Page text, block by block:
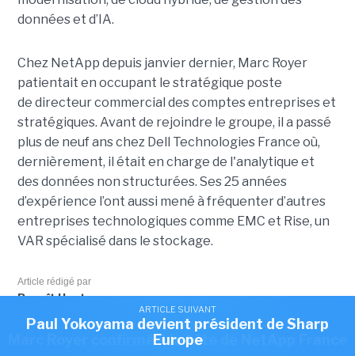
ARTICLE SUIVANT
Romain Passilly prend la direction de Visma
France
ARTICLE SUIVANT
Marc Royer confirmé à la tête de NetApp France
données et d’IA.
Chez NetApp depuis janvier dernier, Marc Royer
patientait en occupant le stratégique poste
de directeur commercial des comptes entreprises et
stratégiques. Avant de rejoindre le groupe, il a passé
plus de neuf ans chez Dell Technologies France où,
dernièrement, il était en charge de l'analytique et
des données non structurées. Ses 25 années
d’expérience l’ont aussi mené à fréquenter d’autres
entreprises technologiques comme EMC et Rise, un
VAR spécialisé dans le stockage.
Article rédigé par
Benoît Huet
ARTICLE SUIVANT
Paul Yokoyama devient président de Sharp
Europe